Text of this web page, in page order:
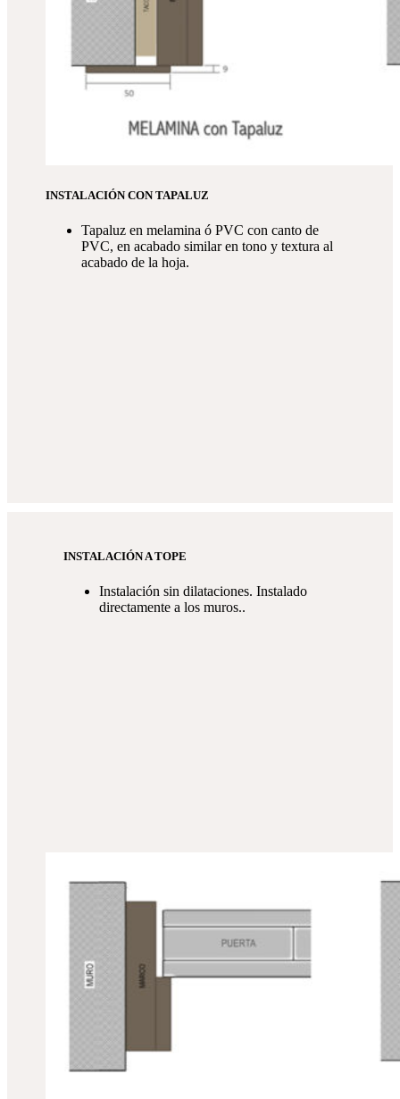
INSTALACIÓN CON TAPALUZ
Tapaluz en melamina ó PVC con canto de
PVC, en acabado similar en tono y textura al
acabado de la hoja.
INSTALACIÓN A TOPE
Instalación sin dilataciones. Instalado
directamente a los muros..